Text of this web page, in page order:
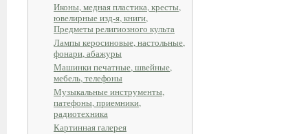
Иконы, медная пластика, кресты,
ювелирные изд-я, книги,
Предметы религиозного культа
Лампы керосиновые, настольные,
фонари, абажуры
Машинки печатные, швейные,
мебель, телефоны
Музыкальные инструменты,
патефоны, приемники,
радиотехника
Картинная галерея